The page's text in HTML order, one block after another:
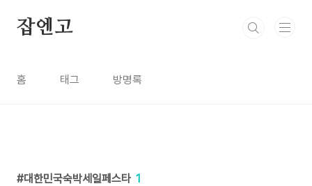
잡엔고
홈 태그 방명록
대한민국숙박세일페스타 1